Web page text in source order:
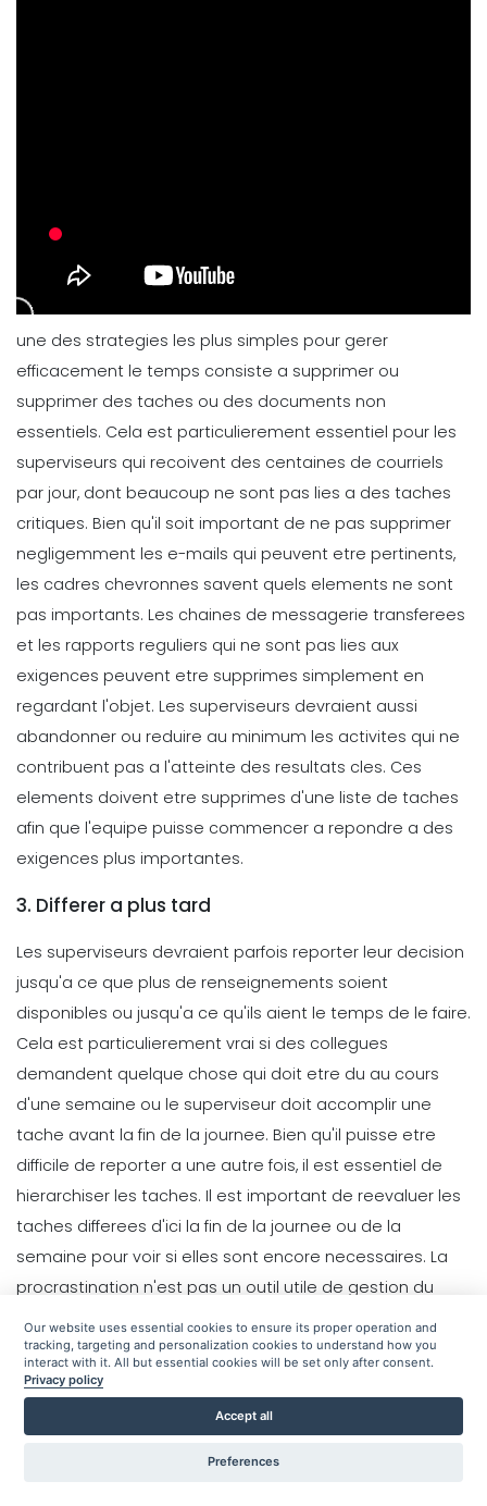
une des strategies les plus simples pour gerer
efficacement le temps consiste a supprimer ou
supprimer des taches ou des documents non
essentiels. Cela est particulierement essentiel pour les
superviseurs qui recoivent des centaines de courriels
par jour, dont beaucoup ne sont pas lies a des taches
critiques. Bien qu'il soit important de ne pas supprimer
negligemment les e-mails qui peuvent etre pertinents,
les cadres chevronnes savent quels elements ne sont
pas importants. Les chaines de messagerie transferees
et les rapports reguliers qui ne sont pas lies aux
exigences peuvent etre supprimes simplement en
regardant l'objet. Les superviseurs devraient aussi
abandonner ou reduire au minimum les activites qui ne
contribuent pas a l'atteinte des resultats cles. Ces
elements doivent etre supprimes d'une liste de taches
afin que l'equipe puisse commencer a repondre a des
exigences plus importantes.
3. Differer a plus tard
Les superviseurs devraient parfois reporter leur decision
jusqu'a ce que plus de renseignements soient
disponibles ou jusqu'a ce qu'ils aient le temps de le faire.
Cela est particulierement vrai si des collegues
demandent quelque chose qui doit etre du au cours
d'une semaine ou le superviseur doit accomplir une
tache avant la fin de la journee. Bien qu'il puisse etre
difficile de reporter a une autre fois, il est essentiel de
hierarchiser les taches. Il est important de reevaluer les
taches differees d'ici la fin de la journee ou de la
semaine pour voir si elles sont encore necessaires. La
procrastination n'est pas un outil utile de gestion du
temps, mais le report des activites non essentielles a
une date ulterieure est la seule facon de completer tout
ce qui est requis.
4. Deleguer les taches
Our website uses essential cookies to ensure its proper operation and
tracking, targeting and personalization cookies to understand how you
interact with it. All but essential cookies will be set only after consent.
Privacy policy
Accept all
Preferences